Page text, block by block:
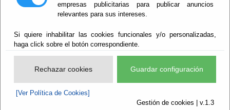
empresas publicitarias para publicar anuncios
relevantes para sus intereses.
Si quiere inhabilitar las cookies funcionales y/o personalizadas,
haga click sobre el botón correspondiente.
Rechazar cookies Guardar configuración
[Ver Política de Cookies]
Gestión de cookies | v.1.3
La fecha de 2014 marcó un hito para la
podríamos celebrar un Milenio y esa fecha
no debería pasar desapercibida, teníamos
que celebrarlo con orgullo y además éramos
conscientes de la necesidad de transmitirlo